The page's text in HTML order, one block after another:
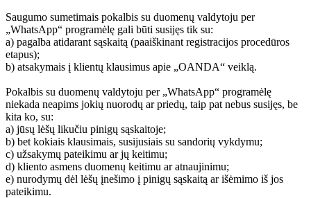
Saugumo sumetimais pokalbis su duomenų valdytoju per
„WhatsApp“ programėlę gali būti susijęs tik su:
a) pagalba atidarant sąskaitą (paaiškinant registracijos procedūros
etapus);
b) atsakymais į klientų klausimus apie „OANDA“ veiklą.
Pokalbis su duomenų valdytoju per „WhatsApp“ programėlę
niekada neapims jokių nuorodų ar priedų, taip pat nebus susijęs, be
kita ko, su:
a) jūsų lėšų likučiu pinigų sąskaitoje;
b) bet kokiais klausimais, susijusiais su sandorių vykdymu;
c) užsakymų pateikimu ar jų keitimu;
d) kliento asmens duomenų keitimu ar atnaujinimu;
e) nurodymų dėl lėšų įnešimo į pinigų sąskaitą ar išėmimo iš jos
pateikimu.